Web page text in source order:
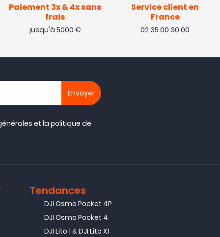
Paiement 3x & 4x sans
frais
jusqu'à 5000 €
Service client en
France
02 35 00 30 00
et lapolitique de
Tendances
DJI Osmo Pocket 4P
DJI Osmo Pocket 4
DJI Lito 1 & DJI Lito X1